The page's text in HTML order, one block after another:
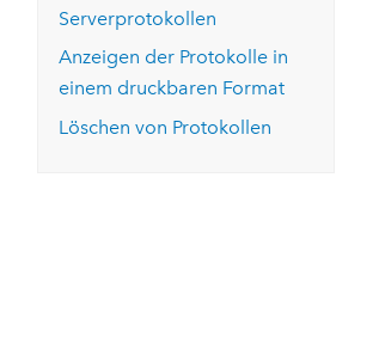
Serverprotokollen
Anzeigen der Protokolle in
einem druckbaren Format
Löschen von Protokollen